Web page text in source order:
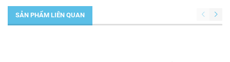
SẢN PHẨM LIÊN QUAN